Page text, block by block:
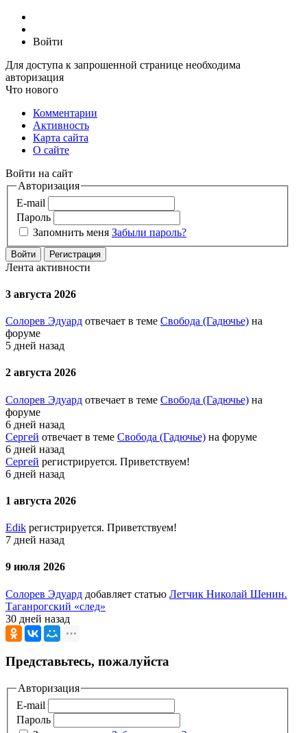
Войти
Для доступа к запрошенной странице необходима
авторизация
Что нового
Комментарии
Активность
Карта сайта
О сайте
Войти на сайт
Авторизация
E-mail
Пароль
Запомнить меня Забыли пароль?
Войти Регистрация
Лента активности
3 августа 2026
Солорев Эдуард отвечает в теме Свобода (Гадючье) на
форуме
5 дней назад
2 августа 2026
Солорев Эдуард отвечает в теме Свобода (Гадючье) на
форуме
6 дней назад
Сергей отвечает в теме Свобода (Гадючье) на форуме
6 дней назад
Сергей регистрируется. Приветствуем!
6 дней назад
1 августа 2026
Edik регистрируется. Приветствуем!
7 дней назад
9 июля 2026
Солорев Эдуард добавляет статью Летчик Николай Шенин.
Таганрогский «след»
30 дней назад
Представьтесь, пожалуйста
Авторизация
E-mail
Пароль